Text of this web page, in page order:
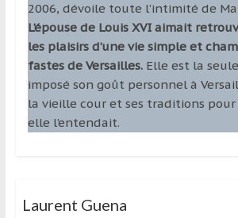
2006, dévoile toute l’intimité de
L’épouse de Louis XVI aimait
les plaisirs d’une vie simple et
fastes de Versailles. Elle est la
imposé son goût personnel à
la vieille cour et ses traditions pour
elle l’entendait.
Laurent Guena